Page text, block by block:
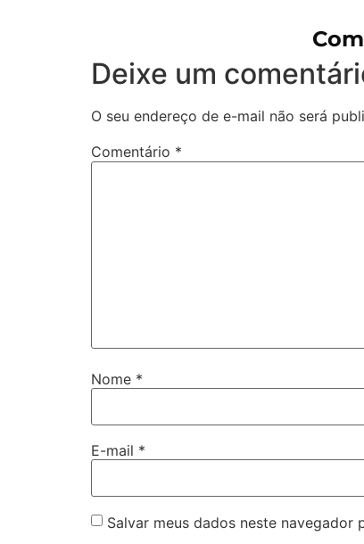
Deixe um
O seu endereço de e-mail não será
Comentário *
Nome *
E-mail *
Salvar meus dados neste navegador